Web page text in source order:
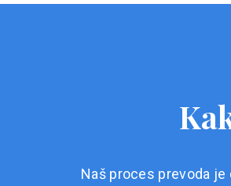
Naš proces prevoda